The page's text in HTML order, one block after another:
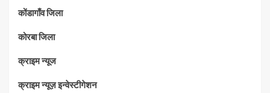
कोंडागाँव जिला
कोरबा जिला
क्राइम न्यूज
क्राइम न्यूज़ इन्वेस्टीगेशन